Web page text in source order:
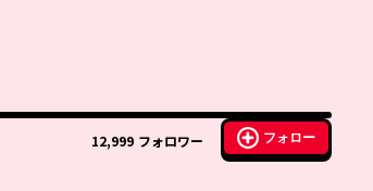
12,999 フォロワー フォロー